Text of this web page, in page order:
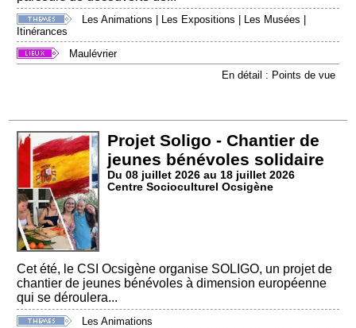
Les Animations Les Expositions Les Musées
Itinérances
Maulévrier
En détail : Points de vue
Projet Soligo - Chantier de
jeunes bénévoles solidaire
Du 08 juillet 2026 au 18 juillet 2026
Centre Socioculturel Ocsigène
Cet été, le CSI Ocsigène organise SOLIGO, un projet de
chantier de jeunes bénévoles à dimension européenne
qui se déroulera...
Les Animations